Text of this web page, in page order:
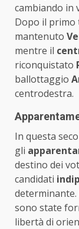
cambiando in
Dopo il primo
mantenuto
mentre il
riconquistato
ballottaggio
centrodestra.
In questa
gli
destino dei
candidati
sono state
libertà di